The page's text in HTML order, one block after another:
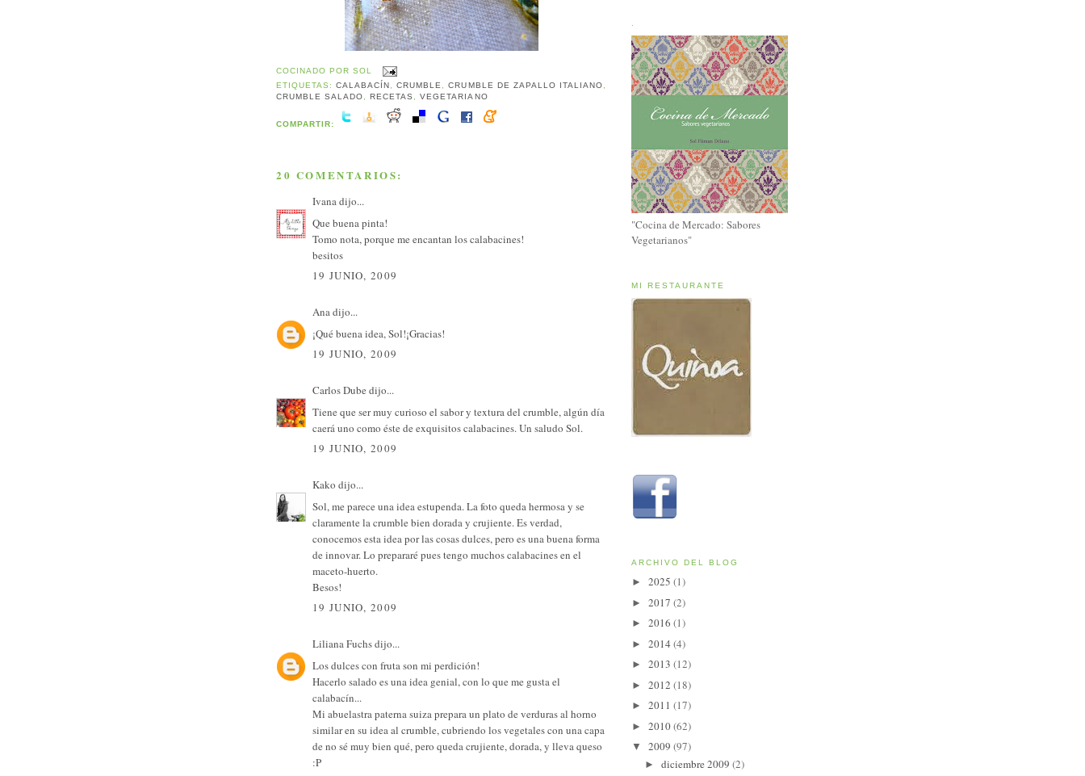
COCINADO PORSOL
ETIQUETAS:CALABACÍN ,CRUMBLE ,CRUMBLE DE ZAPALLO ITALIANO
CRUMBLE SALADO
,RECETAS ,VEGETARIANO
COMPARTIR:
20 COMENTARIOS:
Ivanadijo...
Que buena pinta!
Tomo nota, porque me encantan los calabacines!
besitos
19 JUNIO, 2009
Anadijo...
¡Qué buena idea, Sol!¡Gracias!
19 JUNIO, 2009
Carlos Dube dijo...
Tiene que ser muy curioso el sabor y textura del crumble, algún día
caerá uno como éste de exquisitos calabacines. Un saludo Sol.
19 JUNIO, 2009
Kako dijo...
Sol, me parece una idea estupenda. La foto queda hermosa y se
claramente la crumble bien dorada y crujiente. Es verdad,
conocemos esta idea por las cosas dulces, pero es una buena forma
de innovar. Lo prepararé pues tengo muchos calabacines en el
maceto-huerto.
Besos!
19 JUNIO, 2009
Liliana Fuchsdijo...
Los dulces con fruta son mi perdición!
Hacerlo salado es una idea genial, con lo que me gusta el
calabacín...
Mi abuelastra paterna suiza prepara un plato de verduras al horno
similar en su idea al crumble, cubriendo los vegetales con una capa
de no sé muy bien qué, pero queda crujiente, dorada, y lleva queso
:P
.
"Cocina de Mercado: Sabores
Vegetarianos"
MI RESTAURANTE
ARCHIVO DEL BLOG
► 2025 (1)
► 2017 (2)
► 2016 (1)
► 2014 (4)
► 2013 (12)
► 2012 (18)
► 2011 (17)
► 2010(62)
▼ 2009 (97)
► diciembre 2009 (2)